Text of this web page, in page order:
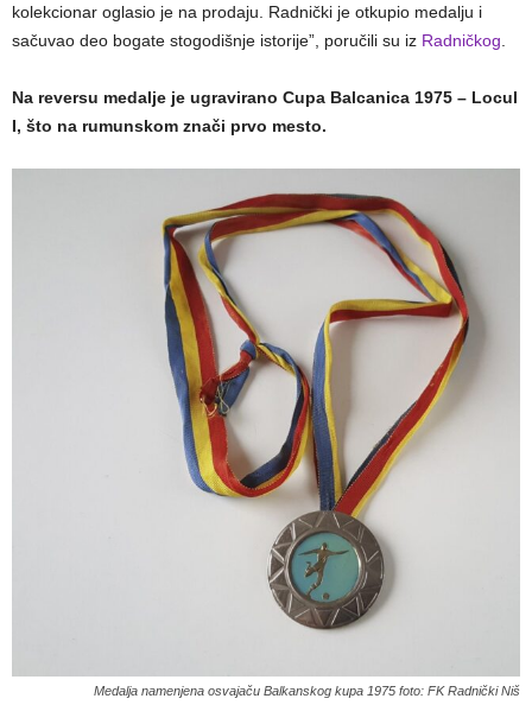
kolekcionar oglasio je na prodaju. Radnički je otkupio medalju i
sačuvao deo bogate stogodišnje istorije”, poručili su iz Radničkog
Na reversu medalje je ugravirano Cupa Balcanica 1975 – Locul
I, što na rumunskom znači prvo mesto.
Medalja namenjena osvajaču Balkanskog kupa 1975 foto: FK Radnički Niš